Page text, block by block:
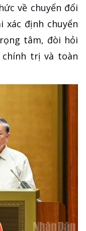
về chuyển đổi
định chuyển
tâm, đòi hỏi
chính trị và toàn